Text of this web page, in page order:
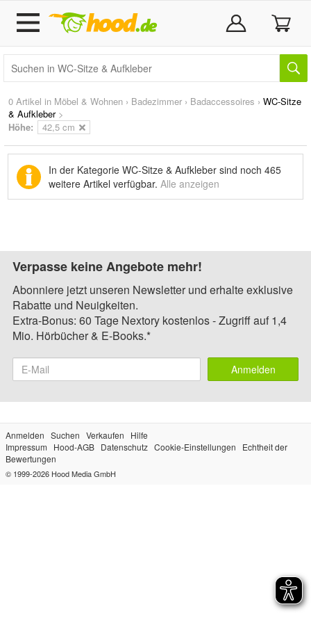
0 Artikel in Möbel & Wohnen › Badezimmer › Badaccessoires › WC-Sitze
& Aufkleber>
Höhe:
42,5 cm
In der Kategorie WC-Sitze & Aufkleber sind noch 465
weitere Artikel verfügbar. Alle anzeigen
Verpasse keine Angebote mehr!
Abonniere jetzt unseren Newsletter und erhalte exklusive
Rabatte und Neuigkeiten.
Extra-Bonus: 60 Tage Nextory kostenlos - Zugriff auf 1,4
Mio. Hörbücher & E-Books.*
Anmelden
Anmelden Suchen Verkaufen
Hilfe
Impressum
Hood-AGB Datenschutz Cookie-Einstellungen
Echtheit der
Bewertungen
© 1999-2026 Hood Media GmbH